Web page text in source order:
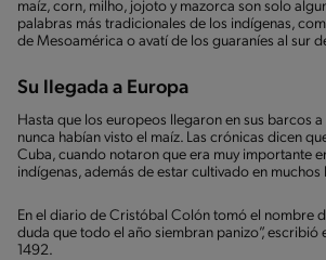
maíz, corn, milho, jojoto y mazorca son solo
palabras más tradicionales de los indígenas,
de Mesoamérica o avatí de los guaraníes al sur
Su llegada a Europa
Hasta que los europeos llegaron en sus barcos
nunca habían visto el maíz. Las crónicas dicen
Cuba, cuando notaron que era muy importante
indígenas, además de estar cultivado en muchos
En el diario de Cristóbal Colón tomó el nombre
duda que todo el año siembran panizo”, escribió
1492.